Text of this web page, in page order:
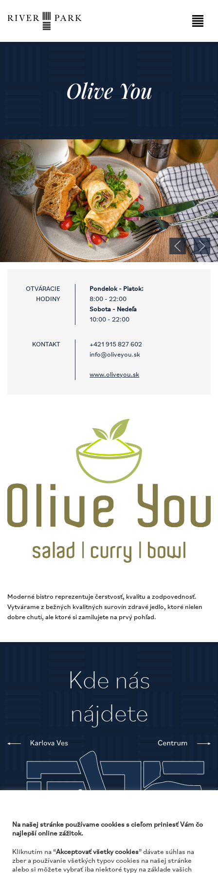
Olive You
OTVÁRACIE
HODINY
Pondelok - Piatok:
Sobota - Nedeľa
KONTAKT
+421 915 827 602
info@oliveyou.sk
www.oliveyou.sk
Moderné bistro reprezentuje čerstvosť, kvalitu a zodpovednosť.
Vytvárame z bežných kvalitných surovín zdravé jedlo, ktoré nielen
dobre chutí, ale ktoré si zamilujete na prvý pohľad.
Kde nás
nájdete
Na našej stránke používame cookies s cieľom priniesť Vám čo
najlepší online zážitok.
Kliknutím na “Akceptovať všetky cookies” dávate súhlas na
zber a používanie všetkých typov cookies na našej stránke
alebo si môžete vybrať iba niektoré typy na základe vašich